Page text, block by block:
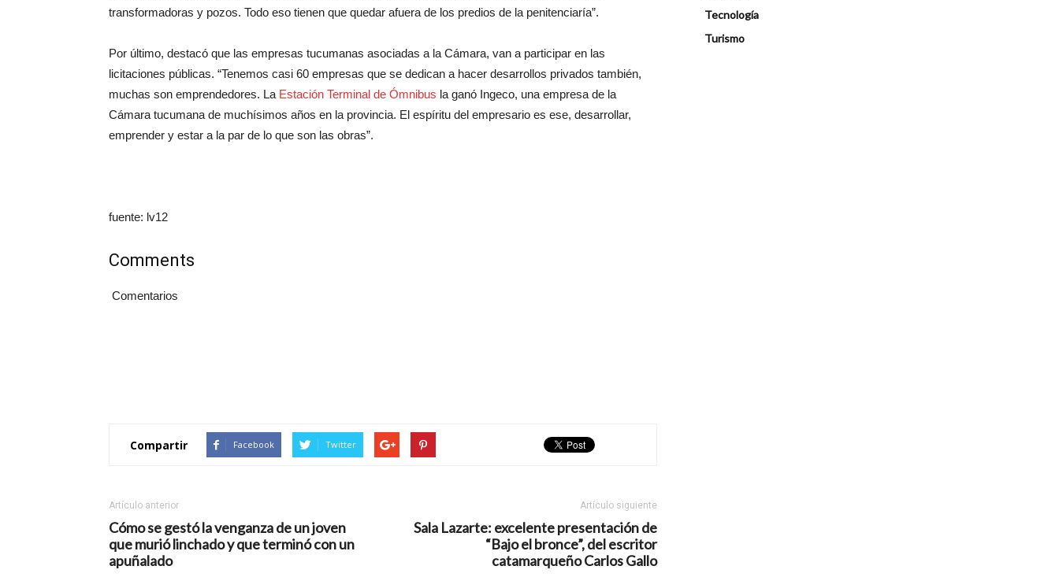
transformadoras y pozos. Todo eso tienen que quedar afuera de los predios de la penitenciaría”.
Por último, destacó que las empresas tucumanas asociadas a la Cámara, van a participar en las
licitaciones públicas. “Tenemos casi 60 empresas que se dedican a hacer desarrollos privados también,
muchas son emprendedores. La Estación Terminal de Ómnibus la ganó Ingeco, una empresa de la
Cámara tucumana de muchísimos años en la provincia. El espíritu del empresario es ese, desarrollar,
emprender y estar a la par de lo que son las obras”.
fuente: lv12
Comments
Comentarios
Compartir Facebook Twitter
Artículo anterior
Cómo se gestó la venganza de un joven
que murió linchado y que terminó con un
apuñalado
Artículo siguiente
Sala Lazarte: excelente presentación de
“Bajo el bronce”, del escritor
catamarqueño Carlos Gallo
Tecnología
Turismo